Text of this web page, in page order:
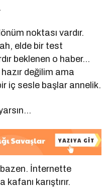
noktası vardır.
elde bir test
beklenen o haber…
değilim ama
iç sesle başlar annelik.
İnternette
karıştırır.